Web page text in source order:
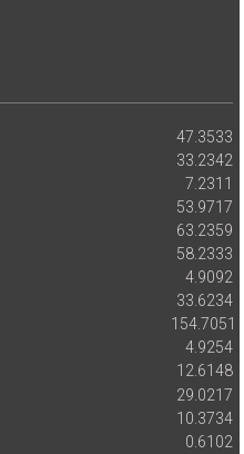
47.3533
33.2342
7.2311
53.9717
63.2359
58.2333
4.9092
33.6234
154.7051
4.9254
12.6148
29.0217
10.3734
0.6102